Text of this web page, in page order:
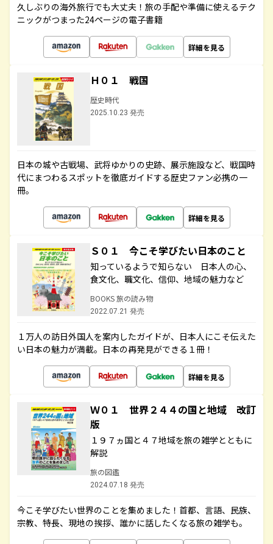
久しぶりの海外旅行でも大丈夫！旅の手配や準備に使えるテク
ニックがつまった24ページの電子書籍
詳細を見る
Ｈ０１ 戦国
歴史時代
2025.10.23 発売
日本の城や古戦場、武将ゆかりの史跡、展示施設など、戦国時
代にまつわるスポットを徹底ガイドする歴史ファン必携の一
冊。
詳細を見る
Ｓ０１ 今こそ学びたい日本のこと
知っているようで知らない 日本人の心、
食文化、職文化、信仰、地域の魅力など
BOOKS 旅の読み物
2022.07.21 発売
１万人の訪日外国人を案内したガイドが、日本人にこそ伝えた
い日本の魅力が満載。日本の再発見ができる１冊！
詳細を見る
Ｗ０１ 世界２４４の国と地域 改訂
版
１９７ヵ国と４７地域を旅の雑学とともに
解説
旅の図鑑
2024.07.18 発売
今こそ学びたい世界のことを集めました！首都、言語、民族、
宗教、特長、現地の挨拶、誰かに話したくなる旅の雑学も。